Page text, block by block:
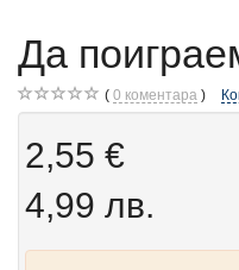
Да
0 коментара
2,55 €
4,99 лв.